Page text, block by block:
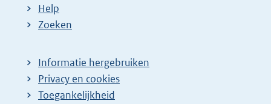
Help
Zoeken
Informatie hergebruiken
Privacy en cookies
Toegankelijkheid